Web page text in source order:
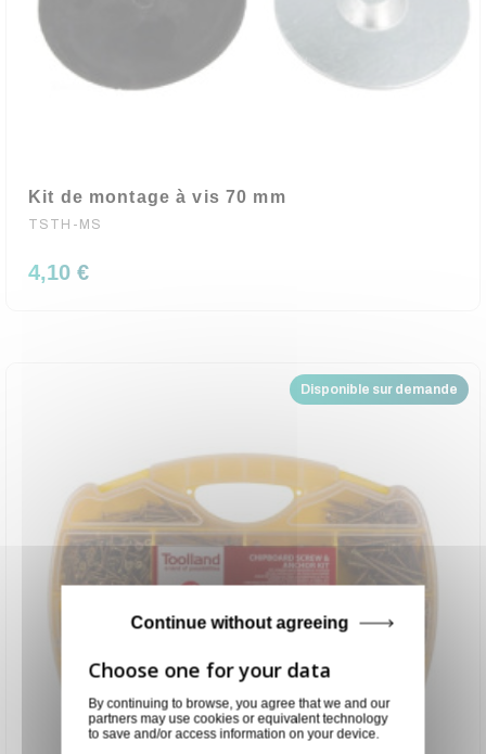
Kit de montage à vis 70 mm
TSTH-MS
4,10 €
Disponible sur demande
By continuing to browse, you agree that we and our
partners may use cookies or equivalent technology
to save and/or access information on your device.
Continue without agreeing